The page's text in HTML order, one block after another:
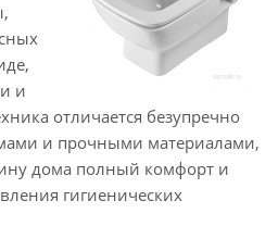
и
отличается безупречно
и прочными материалами,
дома полный комфорт и
гигиенических